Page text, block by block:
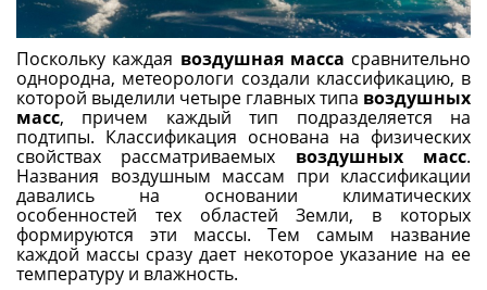
Поскольку каждая воздушная масса сравнительно
однородна, метеорологи создали классификацию, в
которой выделили четыре главных типа воздушных
масс, причем каждый тип подразделяется на
подтипы. Классификация основана на физических
свойствах рассматриваемых воздушных масс.
Названия воздушным массам при классификации
давались на основании климатических
особенностей тех областей Земли, в которых
формируются эти массы. Тем самым название
каждой массы сразу дает некоторое указание на ее
температуру и влажность.